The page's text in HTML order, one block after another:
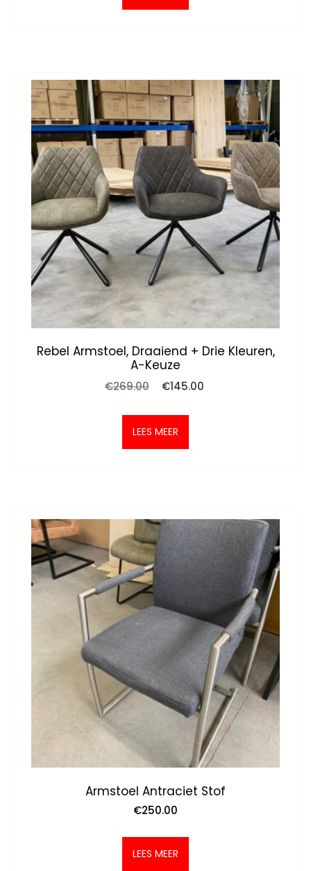
Rebel Armstoel, Draaiend + Drie Kleuren,
A-Keuze
€269.00
Oorspronkelijke
was:
€269.00.
€145.00
LEES MEER
Armstoel Antraciet Stof
€250.00
LEES MEER